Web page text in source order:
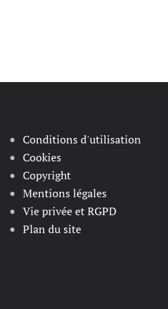
Conditions d'utilisation
Cookies
Copyright
Mentions légales
Vie privée et RGPD
Plan du site